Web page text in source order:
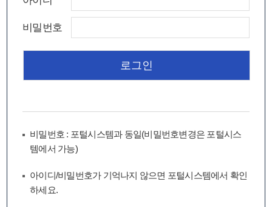
비밀번호
비밀번호 : 포털시스템과 동일(비밀번호변경은 포털시스
템에서 가능)
아이디/비밀번호가 기억나지 않으면 포털시스템에서 확인
하세요.